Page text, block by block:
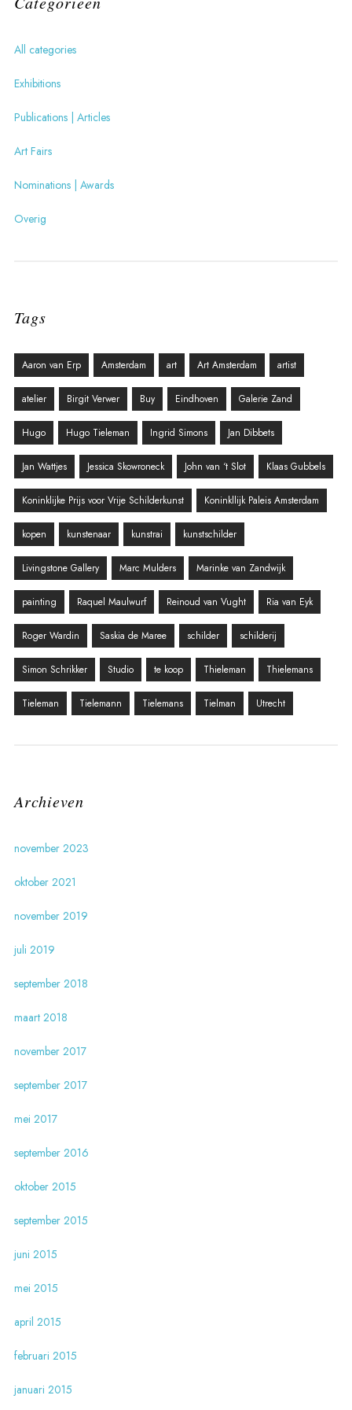
All categories
Exhibitions
Publications | Articles
Art Fairs
Nominations | Awards
Overig
Tags
Aaron van Erp Amsterdam art Art Amsterdam artist
atelier Birgit Verwer Buy Eindhoven Galerie Zand
Hugo Hugo Tieleman Ingrid Simons Jan Dibbets
Jan Wattjes Jessica Skowroneck John van ‘t Slot Klaas Gubbels
Koninklijke Prijs voor Vrije Schilderkunst Koninkllijk Paleis Amsterdam
kopen kunstenaar kunstrai kunstschilder
Livingstone Gallery Marc Mulders Marinke van Zandwijk
painting Raquel Maulwurf Reinoud van Vught Ria van Eyk
Roger Wardin Saskia de Maree schilder schilderij
Simon Schrikker Studio te koop Thieleman Thielemans
Tieleman Tielemann Tielemans Tielman Utrecht
Archieven
november 2023
oktober 2021
november 2019
juli 2019
september 2018
maart 2018
november 2017
september 2017
mei 2017
september 2016
oktober 2015
september 2015
juni 2015
mei 2015
april 2015
februari 2015
januari 2015